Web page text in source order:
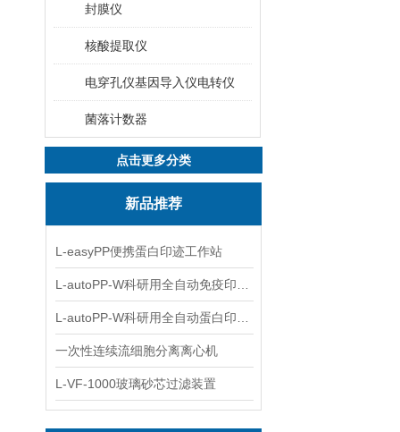
封膜仪
核酸提取仪
电穿孔仪基因导入仪电转仪
菌落计数器
点击更多分类
新品推荐
L-easyPP便携蛋白印迹工作站
一次性连续流细胞分离离心机
L-VF-1000玻璃砂芯过滤装置